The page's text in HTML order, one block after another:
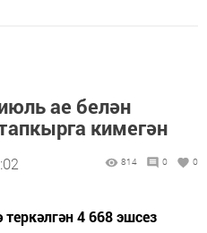
ае белән
кимегән
814 0 0
4 668 эшсез